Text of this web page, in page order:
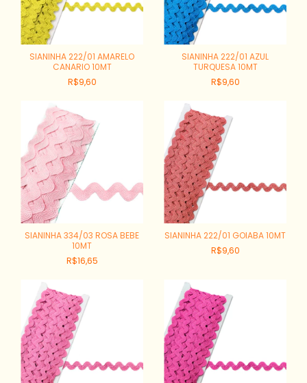
SIANINHA 222/01 AMARELO
CANARIO 10MT
R$9,60
SIANINHA 222/01 AZUL
TURQUESA 10MT
R$9,60
SIANINHA 334/03 ROSA BEBE
10MT
R$16,65
SIANINHA 222/01 GOIABA 10MT
R$9,60